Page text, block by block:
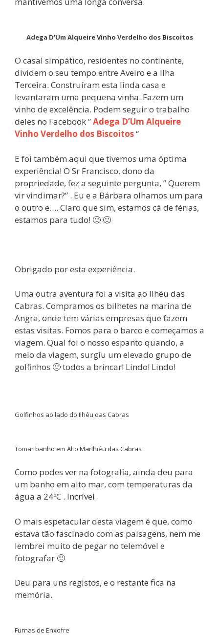
Adega D’Um Alqueire Vinho Verdelho dos Biscoitos
O casal simpático, residentes no continente,
dividem o seu tempo entre Aveiro e a Ilha
Terceira. Construíram esta linda casa e
levantaram uma pequena vinha. Fazem um
vinho de excelência. Podem seguir o trabalho
deles no Facebook ”Adega D’Um Alqueire
Vinho Verdelho dos Biscoitos“
E foi também aqui que tivemos uma óptima
experiência! O Sr Francisco, dono da
propriedade, fez a seguinte pergunta, ” Querem
vir vindimar?” . Eu e a Bárbara olhamos um para
o outro e…. Claro que sim, estamos cá de férias,
estamos para tudo! 🙂 🙂
Obrigado por esta experiência.
Uma outra aventura foi a visita ao Ilhéu das
Cabras. Compramos os bilhetes na marina de
Angra, onde tem várias empresas que fazem
estas visitas. Fomos para o barco e começamos a
viagem. Qual foi o nosso espanto quando, a
meio da viagem, surgiu um elevado grupo de
golfinhos 🙂 todos a brincar! Lindo! Lindo!
Golfinhos ao lado do Ilhéu das Cabras
Tomar banho em Alto MarIlhéu das Cabras
Como podes ver na fotografia, ainda deu para
um banho em alto mar, com temperaturas da
água a 24ºC . Incrível.
O mais espetacular desta viagem é que, como
estava tão fascinado com as paisagens, nem me
lembrei muito de pegar no telemóvel e
fotografar 🙂
Deu para uns registos, e o restante fica na
memória.
Furnas de Enxofre